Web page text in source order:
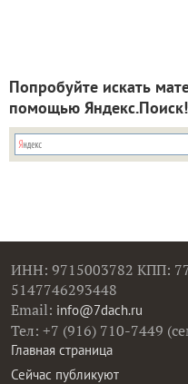
Попробуйте искать
помощью Яндекс.Поиск!
ИНН: 9715003782 КПП:
5147746293448
Email: info@7dach.ru
Тел: +7 (916) 710-7449
Главная страница
Сейчас публикуют